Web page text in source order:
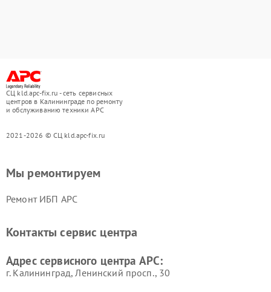
СЦ kld.apc-fix.ru - сеть сервисных
центров в Калининграде по ремонту
и обслуживанию техники APC
2021-2026 © СЦ kld.apc-fix.ru
Мы ремонтируем
Ремонт ИБП APC
Контакты сервис центра
Адрес сервисного центра APC:
г. Калининград, Ленинский просп., 30